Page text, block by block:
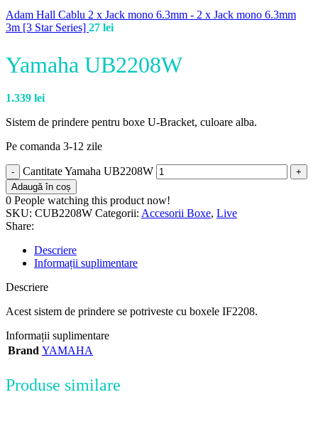
Adam Hall Cablu 2 x Jack mono 6.3mm - 2 x Jack mono 6.3mm
3m [3 Star Series] 27 lei
Yamaha UB2208W
1.339 lei
Sistem de prindere pentru boxe U-Bracket, culoare alba.
Pe comanda 3-12 zile
Cantitate Yamaha UB2208W
Adaugă în coș
0 People watching this product now!
SKU: CUB2208W Categorii: Accesorii Boxe, Live
Share:
Descriere
Informații suplimentare
Descriere
Acest sistem de prindere se potriveste cu boxele IF2208.
Informații suplimentare
Brand YAMAHA
Produse similare